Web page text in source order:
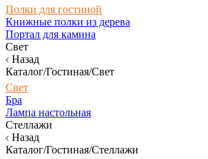
Полки для гостиной
Книжные полки из дерева
Портал для камина
Свет
Назад
Каталог/Гостиная/Свет
Свет
Бра
Лампа настольная
Стеллажи
Назад
Каталог/Гостиная/Стеллажи